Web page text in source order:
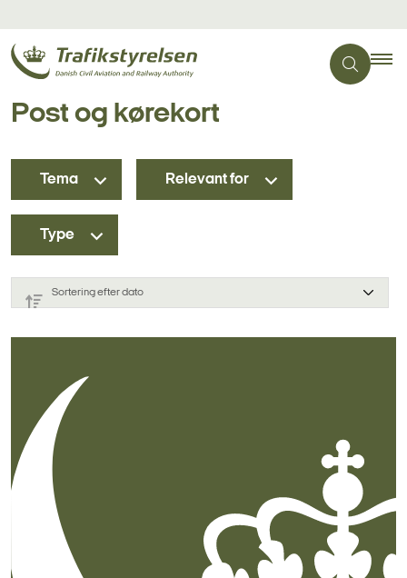
Post og kørekort
Tema Relevant for
Type